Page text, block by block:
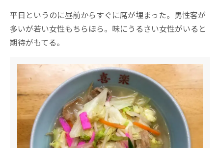
平日というのに昼前からすぐに席が埋まった。男性客が
多いが若い女性もちらほら。味にうるさい女性がいると
期待がもてる。